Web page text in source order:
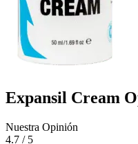
Expansil Cream
Nuestra Opinión
4.7 / 5